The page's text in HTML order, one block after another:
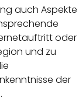
auch Aspekte
oder
und zu
der